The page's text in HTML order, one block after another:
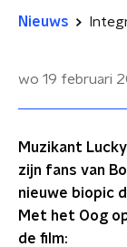
Nieuws
wo 19 februari
Muzikant
zijn fans van
nieuwe biopic
Met het Oog
de film: